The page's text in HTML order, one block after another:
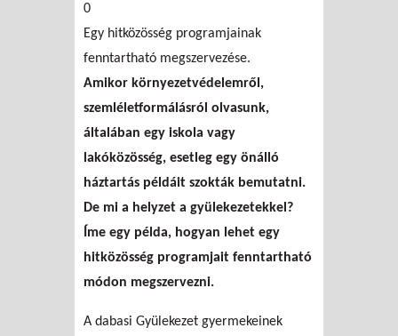
0
Egy hitközösség programjainak
fenntartható megszervezése.
Amikor környezetvédelemről,
szemléletformálásról olvasunk,
általában egy iskola vagy
lakóközösség, esetleg egy önálló
háztartás példáit szokták bemutatni.
De mi a helyzet a gyülekezetekkel?
Íme egy példa, hogyan lehet egy
hitközösség programjait fenntartható
módon megszervezni.
A dabasi Gyülekezet gyermekeinek